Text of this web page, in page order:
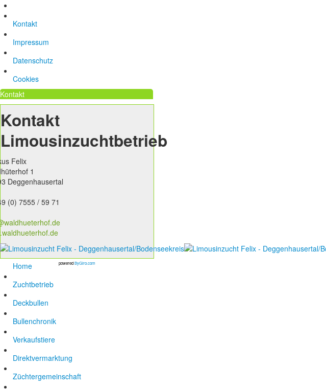
Kontakt
Impressum
Datenschutz
Cookies
Kontakt
Kontakt
Limousinzuchtbetrieb
Felix
1
Deggenhausertal
(0) 7555 / 59 71
poweredByGiro.com
Home
Zuchtbetrieb
Deckbullen
Bullenchronik
Verkaufstiere
Direktvermarktung
Züchtergemeinschaft